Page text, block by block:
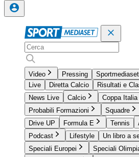
Video Pressing
Live
Diretta Calcio
Risultati e
News Live
Calcio Coppa Italia
Probabili Formazioni
Squadre
Drive UP
Formula E Tennis
Podcast
Lifestyle
Un libro a
Speciali Europei
Speciali